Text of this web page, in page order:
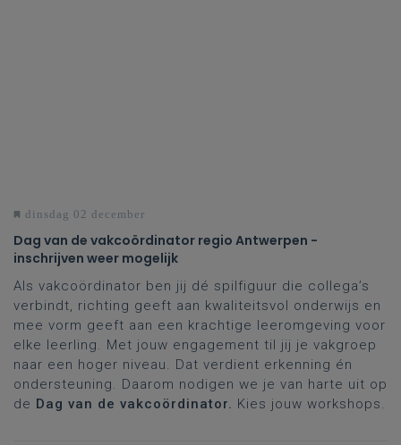
dinsdag 02 december
Dag van de vakcoördinator regio Antwerpen -
inschrijven weer mogelijk
Als vakcoördinator ben jij dé spilfiguur die collega’s
verbindt, richting geeft aan kwaliteitsvol onderwijs en
mee vorm geeft aan een krachtige leeromgeving voor
elke leerling. Met jouw engagement til jij je vakgroep
naar een hoger niveau. Dat verdient erkenning én
ondersteuning. Daarom nodigen we je van harte uit op
de Dag van de vakcoördinator. Kies jouw workshops.